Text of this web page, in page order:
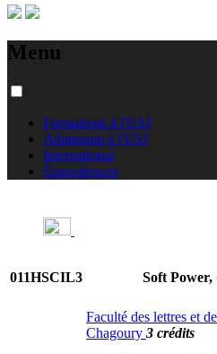
Menu
Formations à l'USJ
Admission à l'USJ
International
Équivalences
011HSCIL3 Soft
Faculté des lettres et
Chagoury 3 crédits